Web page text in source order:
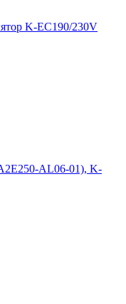
K-EC190/230V
AL06-01), K-